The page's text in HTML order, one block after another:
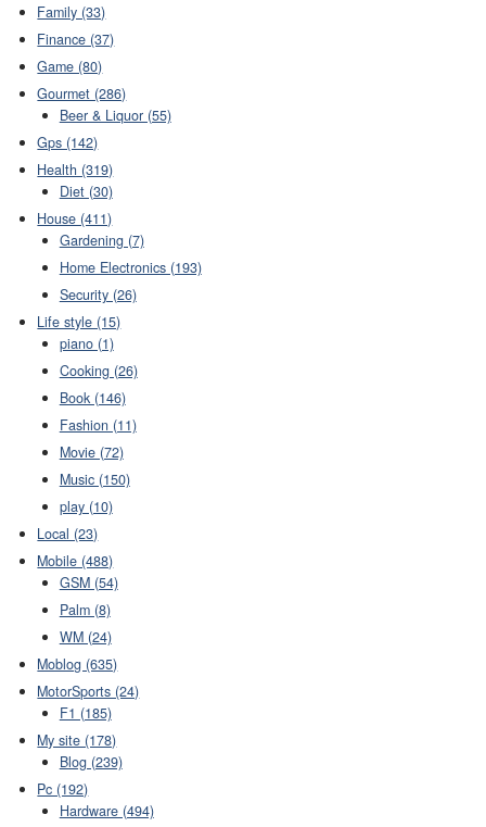
Family (33)
Finance (37)
Game (80)
Gourmet (286)
Beer & Liquor (55)
Gps (142)
Health (319)
Diet (30)
House (411)
Gardening (7)
Home Electronics (193)
Security (26)
Life style (15)
piano (1)
Cooking (26)
Book (146)
Fashion (11)
Movie (72)
Music (150)
play (10)
Local (23)
Mobile (488)
GSM (54)
Palm (8)
WM (24)
Moblog (635)
MotorSports (24)
F1 (185)
My site (178)
Blog (239)
Pc (192)
Hardware (494)